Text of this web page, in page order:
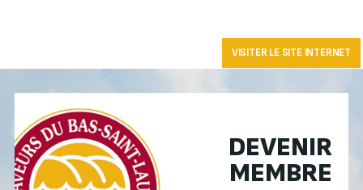
VISITER LE SITE INTERNET
DEVENIR
MEMBRE